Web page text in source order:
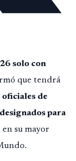
solo con
que tendrá
de
para
su mayor